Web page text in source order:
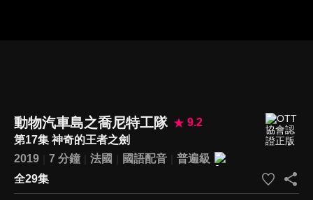
動物汽車島之喬尼特工隊
9.2
第17集 神奇的王者之劍
2019
7 分鐘 法國 國語配音
普遍級
全29集